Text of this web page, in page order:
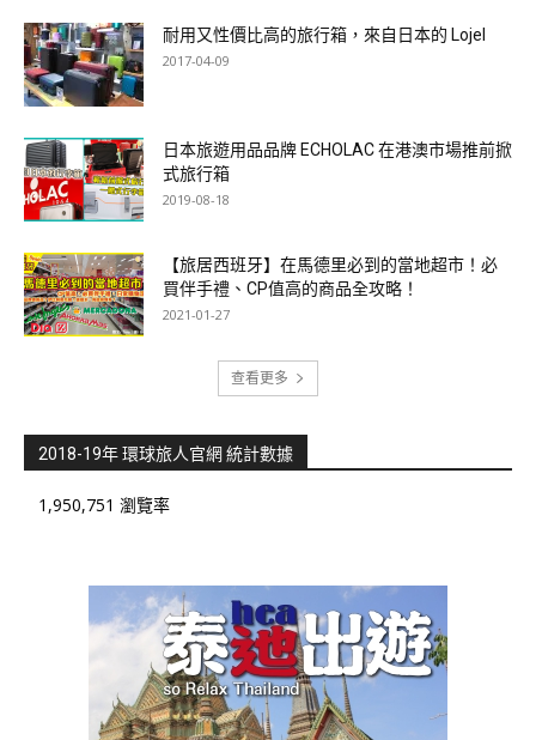
耐用又性價比高的旅行箱，來自日本的 Lojel
2017-04-09
日本旅遊用品品牌 ECHOLAC 在港澳市場推前掀
式旅行箱
2019-08-18
【旅居西班牙】在馬德里必到的當地超市！必
買伴手禮、CP值高的商品全攻略！
2021-01-27
查看更多
2018-19年 環球旅人官網 統計數據
1,950,751 瀏覽率